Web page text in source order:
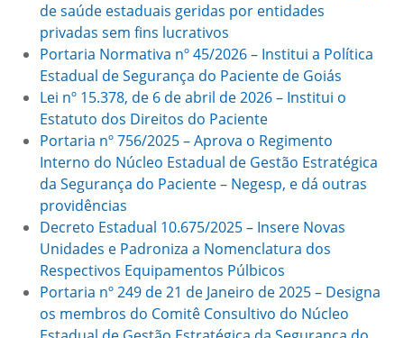
de saúde estaduais geridas por entidades
privadas sem fins lucrativos
Portaria Normativa nº 45/2026 – Institui a Política
Estadual de Segurança do Paciente de Goiás
Lei nº 15.378, de 6 de abril de 2026 – Institui o
Estatuto dos Direitos do Paciente
Portaria nº 756/2025 – Aprova o Regimento
Interno do Núcleo Estadual de Gestão Estratégica
da Segurança do Paciente – Negesp, e dá outras
providências
Decreto Estadual 10.675/2025 – Insere Novas
Unidades e Padroniza a Nomenclatura dos
Respectivos Equipamentos Púlbicos
Portaria nº 249 de 21 de Janeiro de 2025 – Designa
os membros do Comitê Consultivo do Núcleo